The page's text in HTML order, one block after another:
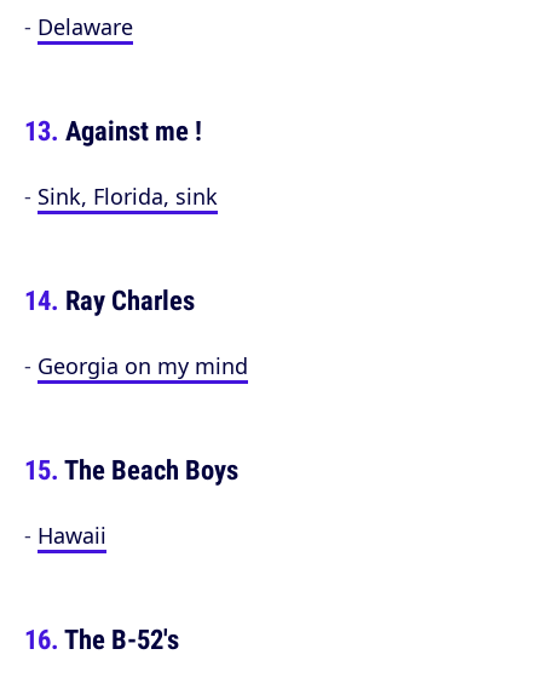
- Delaware
Against me !
- Sink, Florida, sink
Ray Charles
- Georgia on my mind
The Beach Boys
- Hawaii
The B-52's